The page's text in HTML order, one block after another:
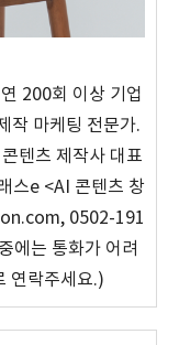
200회 이상 기업
작 마케팅 전문가.
텐츠 제작사 대표
스e <AI 콘텐츠 창
0502-191
에는 통화가 어려
연락주세요.)